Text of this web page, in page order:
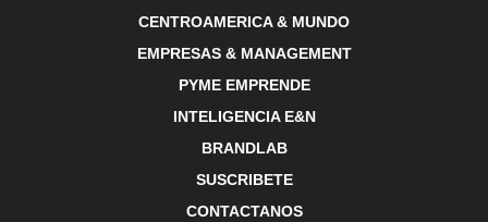
CENTROAMERICA & MUNDO
EMPRESAS & MANAGEMENT
PYME EMPRENDE
INTELIGENCIA E&N
BRANDLAB
SUSCRIBETE
CONTACTANOS